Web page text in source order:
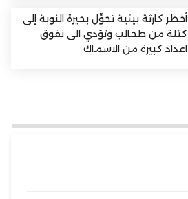
أخطر كارثة بيئية تحوِّل بحيرة النوبة إلى
كتلة من طحالب وتؤدي الى نفوق
اعداد كبيرة من الاسماك